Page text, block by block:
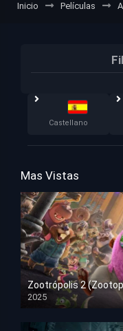
Inicio Películas
Castellano
Mas Vistas
Zootrópolis 2
2025
HD 1080p